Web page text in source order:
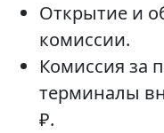
Открытие и
комиссии.
Комиссия за
терминалы
₽.